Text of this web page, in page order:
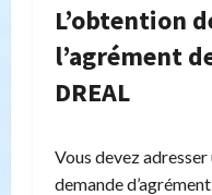
L’obtention
l’agrément
DREAL
Vous devez adresser
demande